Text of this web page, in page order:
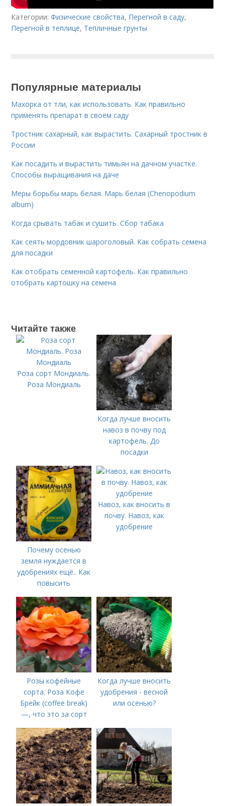
Категории:Физические свойства, Перегной в саду,
Перегной в теплице, Тепличные грунты
Популярные материалы
Махорка от тли, как использовать. Как правильно
применять препарат в своём саду
Тростник сахарный, как вырастить. Сахарный тростник в
России
Как посадить и вырастить тимьян на дачном участке.
Способы выращивания на даче
Меры борьбы марь белая. Марь белая (Chenopodium
album)
Когда срывать табак и сушить. Сбор табака
Как сеять мордовник шароголовый. Как собрать семена
для посадки
Как отобрать семенной картофель. Как правильно
отобрать картошку на семена
Читайте также
Роза сорт Мондиаль.
Роза Мондиаль
Когда лучше вносить
навоз в почву под
картофель. До
посадки
Почему осенью
земля нуждается в
удобрениях ещё.. Как
повысить
осенью
Навоз, как вносить в
почву. Навоз, как
удобрение
Розы кофейные
сорта. Роза Кофе
Брейк (coffee break)
—, что это за сорт
Когда лучше вносить
удобрения - весной
или осенью?